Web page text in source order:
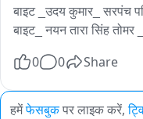
बाइट _उदय कुमार_ सरपंच
0 0 Share
हमेंफेसबुकपर लाइक करें,